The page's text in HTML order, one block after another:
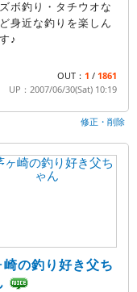
ボ釣り・タチウオな
身近な釣りを楽しん
♪
OUT： 1 / 1861
UP：2007/06/30(Sat) 10:19
修正・削除
崎の釣り好き父ち